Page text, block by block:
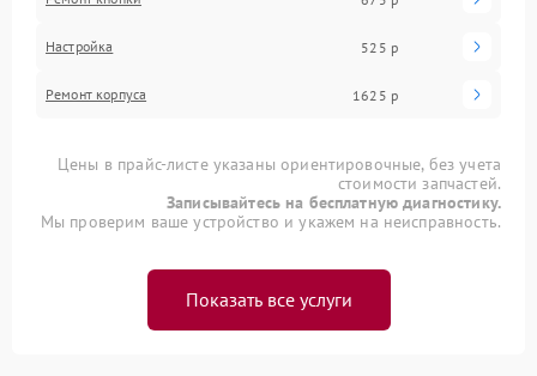
Настройка 525 р
Ремонт корпуса 1625 р
Цены в прайс-листе указаны ориентировочные, без учета
стоимости запчастей.
Записывайтесь на бесплатную диагностику.
Мы проверим ваше устройство и укажем на неисправность.
Показать все услуги